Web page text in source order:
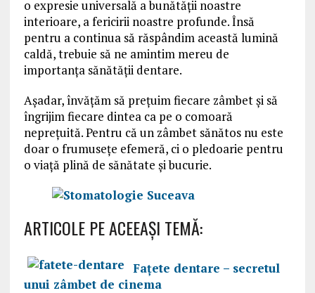
o expresie universală a bunătății noastre
interioare, a fericirii noastre profunde. Însă
pentru a continua să răspândim această lumină
caldă, trebuie să ne amintim mereu de
importanța sănătății dentare.
Așadar, învățăm să prețuim fiecare zâmbet și să
îngrijim fiecare dintea ca pe o comoară
neprețuită. Pentru că un zâmbet sănătos nu este
doar o frumusețe efemeră, ci o pledoarie pentru
o viață plină de sănătate și bucurie.
ARTICOLE PE ACEEAŞI TEMĂ:
Fațete dentare – secretul
unui zâmbet de cinema